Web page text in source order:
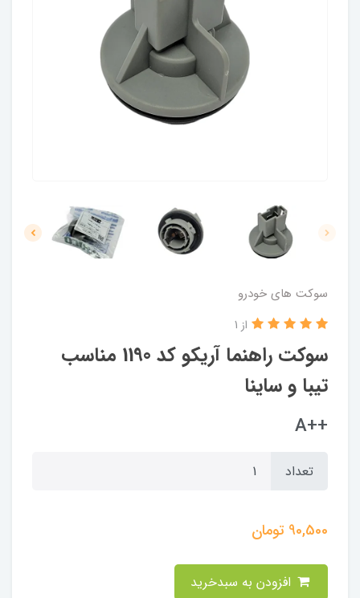
سوکت های خودرو
سوکت راهنما آریکو کد 1190 مناسب
تیبا و ساینا
از 1
++A
تعداد
90,500 تومان